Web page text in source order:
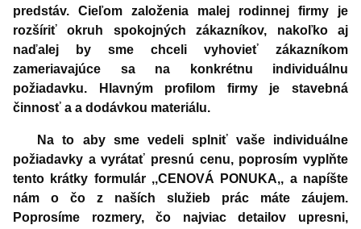
predstáv. Cieľom založenia malej rodinnej firmy je
rozšíriť okruh spokojných zákazníkov, nakoľko aj
naďalej by sme chceli vyhovieť zákazníkom
zameriavajúce sa na konkrétnu individuálnu
požiadavku. Hlavným profilom firmy je stavebná
činnosť a a dodávkou materiálu.
Na to aby sme vedeli splniť vaše individuálne
požiadavky a vyrátať presnú cenu, poprosím vyplňte
tento krátky formulár ,,CENOVÁ PONUKA,, a napíšte
nám o čo z naších služieb prác máte záujem.
Poprosíme rozmery, čo najviac detailov upresni,